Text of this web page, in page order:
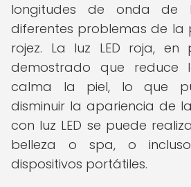
longitudes de onda de
diferentes problemas de la
rojez. La luz LED roja, en
demostrado que reduce
calma la piel, lo que
disminuir la apariencia de
con luz LED se puede
belleza o spa, o
dispositivos portátiles.